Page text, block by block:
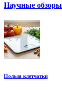
Научные обзоры
Польза клетчатки